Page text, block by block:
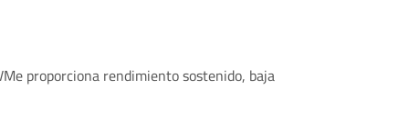
proporciona rendimiento sostenido, baja